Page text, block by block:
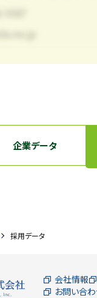
企業データ
採用データ
会社情報
お問い合